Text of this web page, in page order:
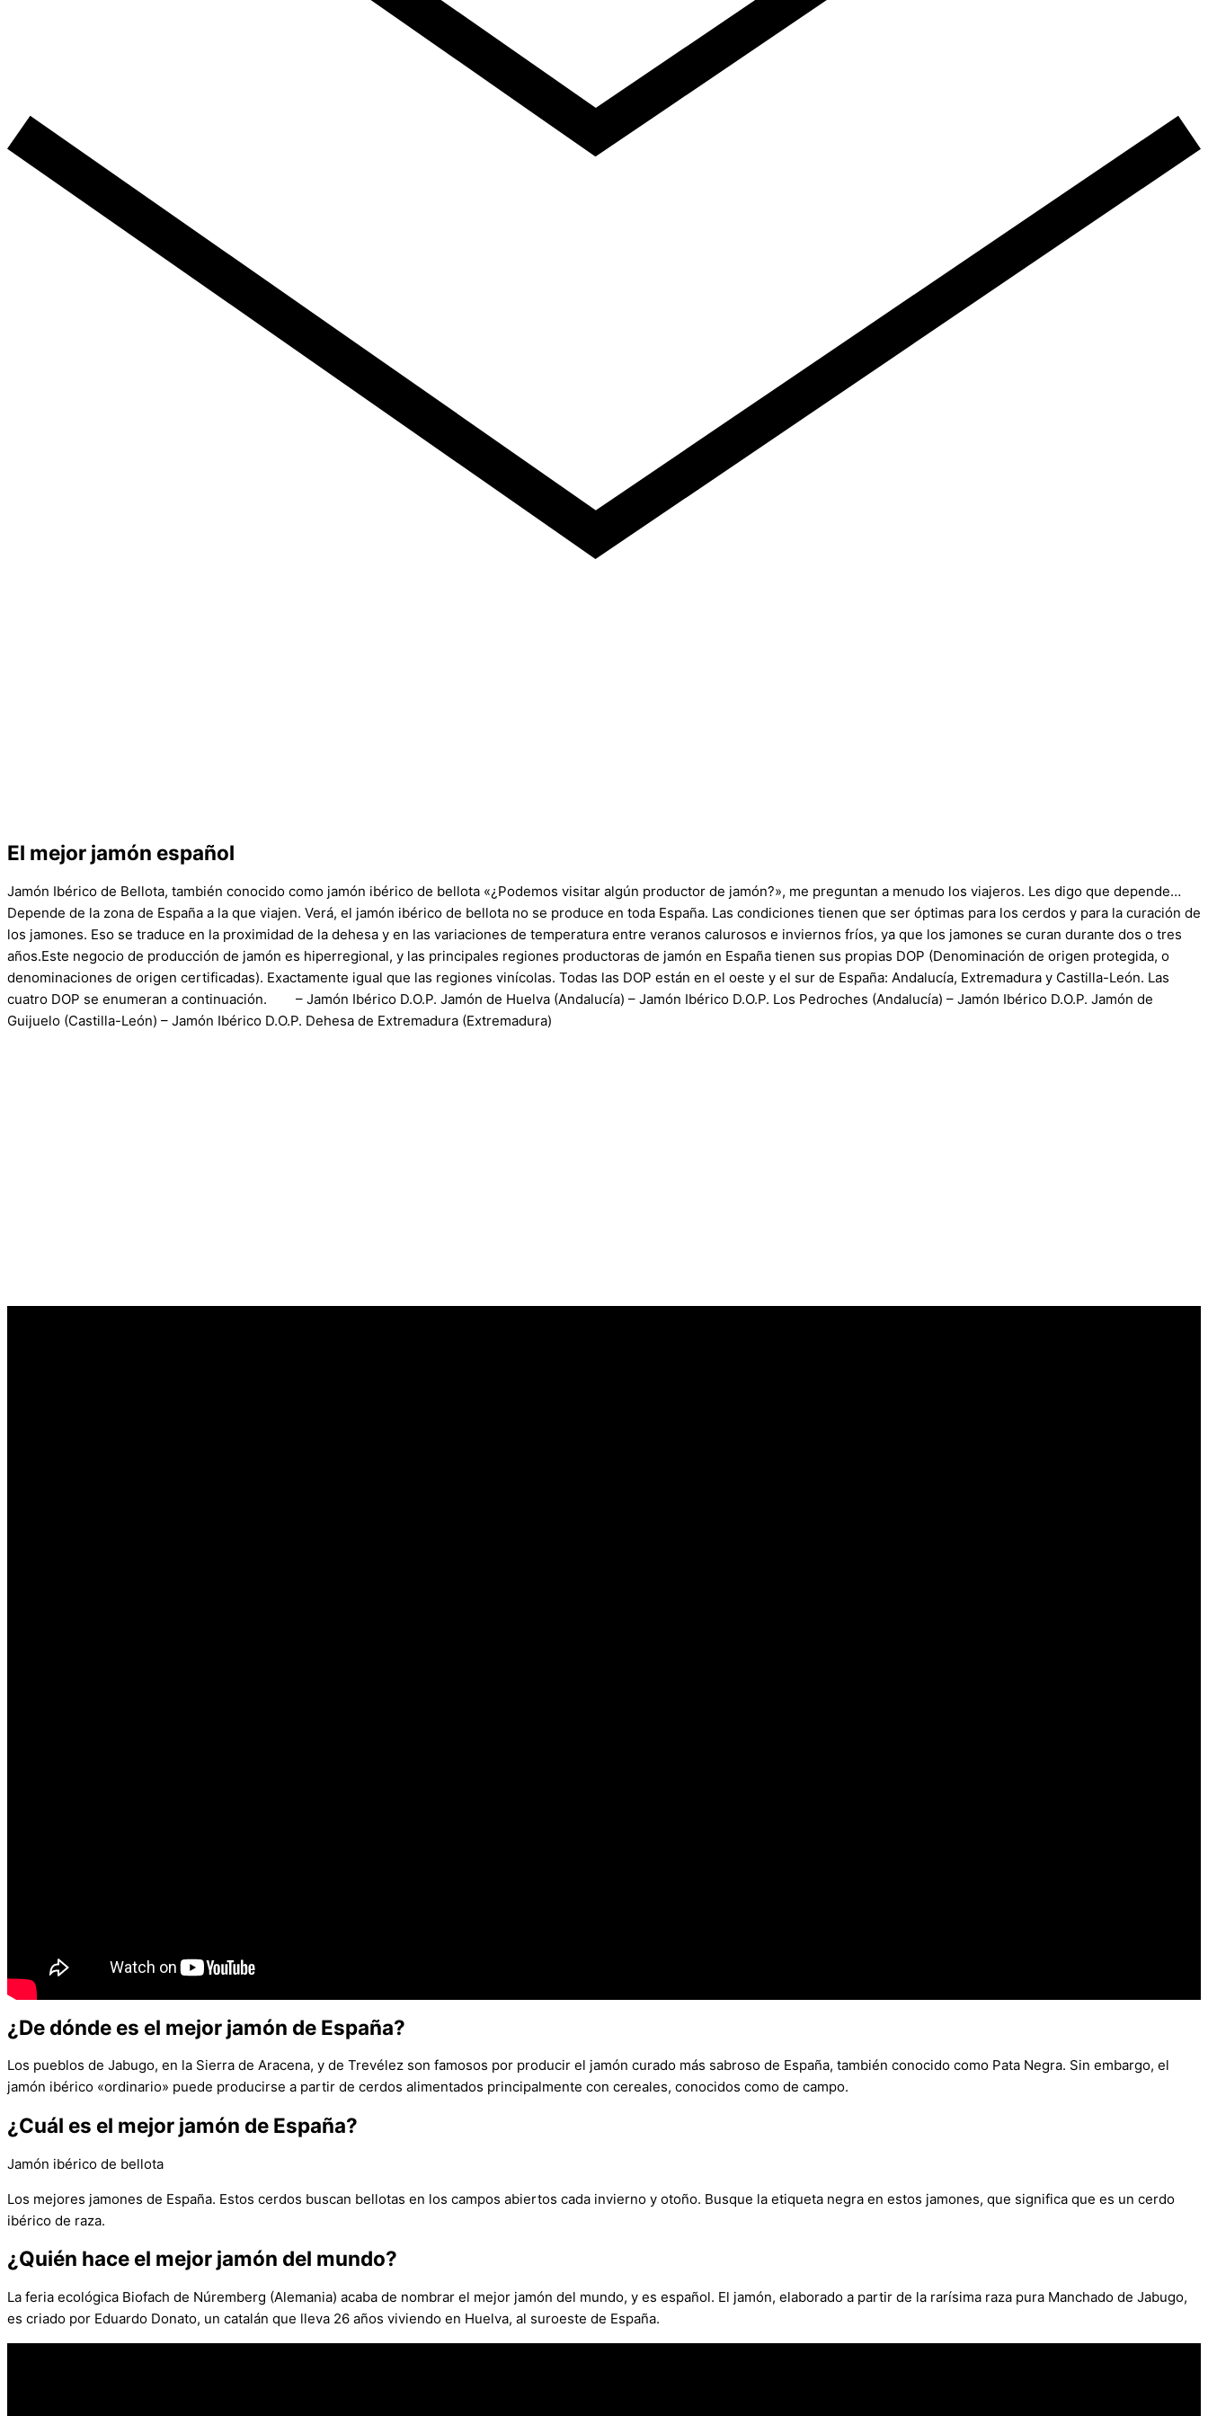
El mejor jamón español
Jamón Ibérico de Bellota, también conocido como jamón ibérico de bellota «¿Podemos visitar algún productor de jamón?», me preguntan a menudo los viajeros. Les digo que depende…
Depende de la zona de España a la que viajen. Verá, el jamón ibérico de bellota no se produce en toda España. Las condiciones tienen que ser óptimas para los cerdos y para la curación de
los jamones. Eso se traduce en la proximidad de la dehesa y en las variaciones de temperatura entre veranos calurosos e inviernos fríos, ya que los jamones se curan durante dos o tres
años.Este negocio de producción de jamón es hiperregional, y las principales regiones productoras de jamón en España tienen sus propias DOP (Denominación de origen protegida, o
denominaciones de origen certificadas). Exactamente igual que las regiones vinícolas. Todas las DOP están en el oeste y el sur de España: Andalucía, Extremadura y Castilla-León. Las
cuatro DOP se enumeran a continuación. – Jamón Ibérico D.O.P. Jamón de Huelva (Andalucía) – Jamón Ibérico D.O.P. Los Pedroches (Andalucía) – Jamón Ibérico D.O.P. Jamón de
Guijuelo (Castilla-León) – Jamón Ibérico D.O.P. Dehesa de Extremadura (Extremadura)
¿De dónde es el mejor jamón de España?
Los pueblos de Jabugo, en la Sierra de Aracena, y de Trevélez son famosos por producir el jamón curado más sabroso de España, también conocido como Pata Negra. Sin embargo, el
jamón ibérico «ordinario» puede producirse a partir de cerdos alimentados principalmente con cereales, conocidos como de campo.
¿Cuál es el mejor jamón de España?
Jamón ibérico de bellota
Los mejores jamones de España. Estos cerdos buscan bellotas en los campos abiertos cada invierno y otoño. Busque la etiqueta negra en estos jamones, que significa que es un cerdo
ibérico de raza.
¿Quién hace el mejor jamón del mundo?
La feria ecológica Biofach de Núremberg (Alemania) acaba de nombrar el mejor jamón del mundo, y es español. El jamón, elaborado a partir de la rarísima raza pura Manchado de Jabugo,
es criado por Eduardo Donato, un catalán que lleva 26 años viviendo en Huelva, al suroeste de España.